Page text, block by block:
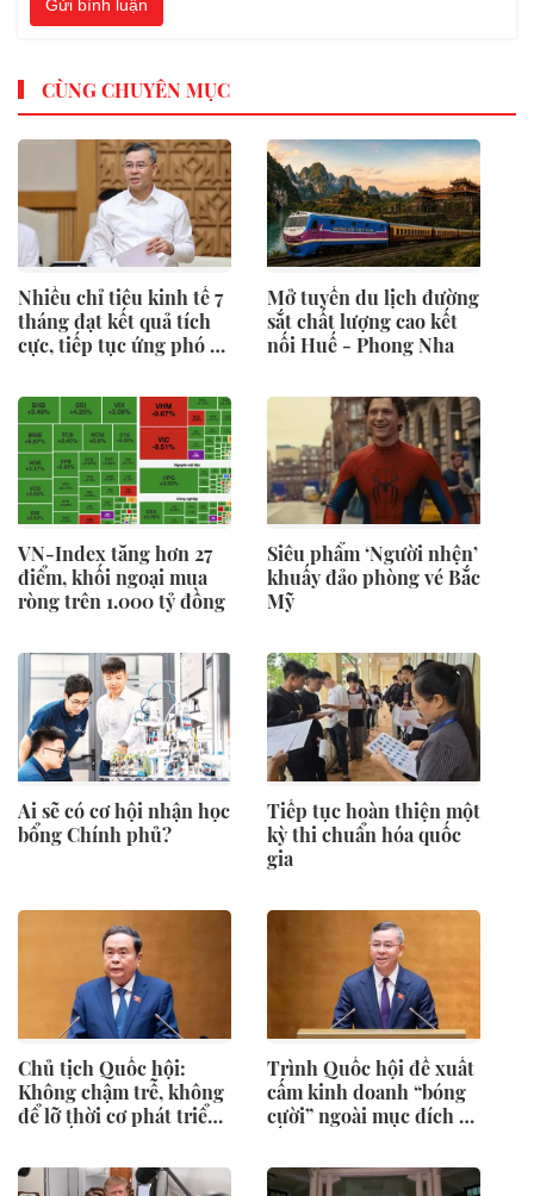
Gửi bình luận
CÙNG CHUYÊN MỤC
Nhiều chỉ tiêu kinh tế 7
tháng đạt kết quả tích
cực, tiếp tục ứng phó áp
Mở tuyến du lịch đường
sắt chất lượng cao kết
nối Huế - Phong Nha
VN-Index tăng hơn 27
điểm, khối ngoại mua
ròng trên 1.000 tỷ đồng
Siêu phẩm ‘Người nhện’
khuấy đảo phòng vé Bắc
Mỹ
Ai sẽ có cơ hội nhận học
bổng Chính phủ?
Tiếp tục hoàn thiện một
kỳ thi chuẩn hóa quốc
gia
Chủ tịch Quốc hội:
Không chậm trễ, không
để lỡ thời cơ phát triển
Trình Quốc hội đề xuất
cấm kinh doanh “bóng
cười” ngoài mục đích y